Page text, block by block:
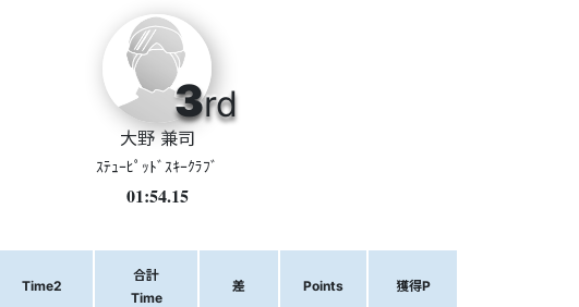
3rd
大野 兼司
ｽﾃｭｰﾋﾟｯﾄﾞｽｷｰｸﾗﾌﾞ
01:54.15
Time2
合計
Time
差 Points 獲得P